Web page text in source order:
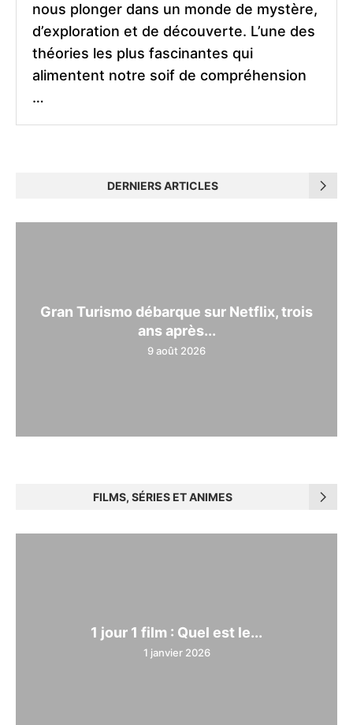
nous plonger dans un monde de mystère,
d’exploration et de découverte. L’une des
théories les plus fascinantes qui
alimentent notre soif de compréhension
…
DERNIERS ARTICLES
Gran Turismo débarque sur Netflix, trois
ans après...
9 août 2026
FILMS, SÉRIES ET ANIMES
1 jour 1 film : Quel est le...
1 janvier 2026